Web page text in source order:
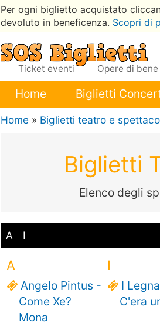
Per ogni biglietto acquistato
devoluto in beneficenza. Scopri di
Ticket eventi Opere di bene
Home Biglietti
Home » Biglietti teatro e
Biglietti
Elenco degli
A I
A
Angelo Pintus -
Come Xe?
Mona
I
I
C'era